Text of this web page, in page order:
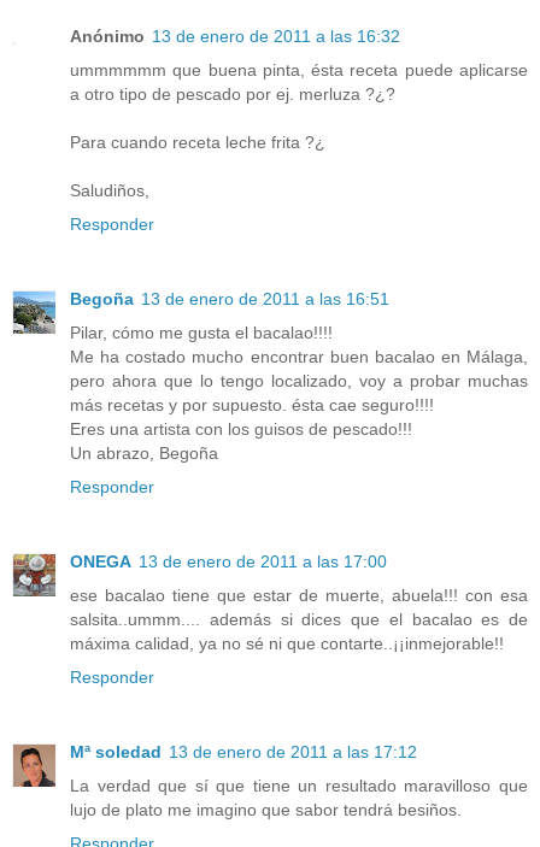
Anónimo 13 de enero de 2011 a las 16:32
ummmmmm que buena pinta, ésta receta puede aplicarse
a otro tipo de pescado por ej. merluza ?¿?
Para cuando receta leche frita ?¿
Saludiños,
Responder
Begoña 13 de enero de 2011 a las 16:51
Pilar, cómo me gusta el bacalao!!!!
Me ha costado mucho encontrar buen bacalao en Málaga,
pero ahora que lo tengo localizado, voy a probar muchas
más recetas y por supuesto. ésta cae seguro!!!!
Eres una artista con los guisos de pescado!!!
Un abrazo, Begoña
Responder
ONEGA 13 de enero de 2011 a las 17:00
ese bacalao tiene que estar de muerte, abuela!!! con esa
salsita..ummm.... además si dices que el bacalao es de
máxima calidad, ya no sé ni que contarte..¡¡inmejorable!!
Responder
Mª soledad 13 de enero de 2011 a las 17:12
La verdad que sí que tiene un resultado maravilloso que
lujo de plato me imagino que sabor tendrá besiños.